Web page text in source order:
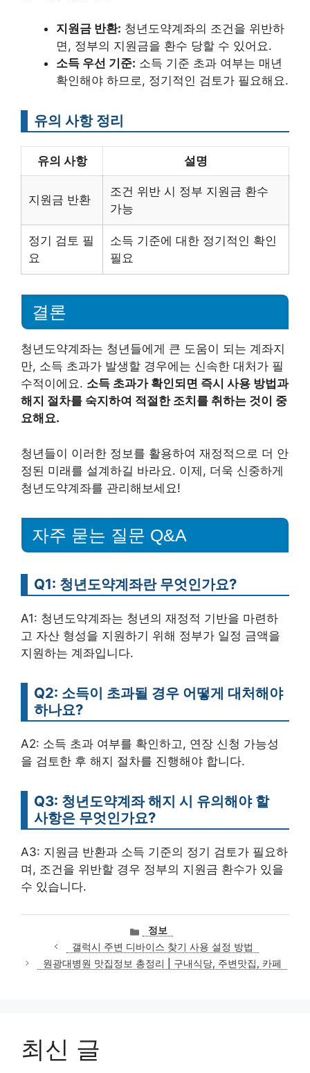
지원금 반환: 청년도약계좌의 조건을 위반하
면, 정부의 지원금을 환수 당할 수 있어요.
소득 우선 기준: 소득 기준 초과 여부는 매년
확인해야 하므로, 정기적인 검토가 필요해요.
유의 사항 정리
유의 사항 설명
지원금 반환
조건 위반 시 정부 지원금 환수
가능
정기 검토 필
요
소득 기준에 대한 정기적인 확인
필요
결론
청년도약계좌는 청년들에게 큰 도움이 되는 계좌지
만, 소득 초과가 발생할 경우에는 신속한 대처가 필
수적이에요. 소득 초과가 확인되면 즉시 사용 방법과
해지 절차를 숙지하여 적절한 조치를 취하는 것이 중
요해요.
청년들이 이러한 정보를 활용하여 재정적으로 더 안
정된 미래를 설계하길 바라요. 이제, 더욱 신중하게
청년도약계좌를 관리해보세요!
자주 묻는 질문 Q&A
Q1: 청년도약계좌란 무엇인가요?
A1: 청년도약계좌는 청년의 재정적 기반을 마련하
고 자산 형성을 지원하기 위해 정부가 일정 금액을
지원하는 계좌입니다.
Q2: 소득이 초과될 경우 어떻게 대처해야
하나요?
A2: 소득 초과 여부를 확인하고, 연장 신청 가능성
을 검토한 후 해지 절차를 진행해야 합니다.
Q3: 청년도약계좌 해지 시 유의해야 할
사항은 무엇인가요?
A3: 지원금 반환과 소득 기준의 정기 검토가 필요하
며, 조건을 위반할 경우 정부의 지원금 환수가 있을
수 있습니다.
카
테
고
리
정보
갤럭시 주변 디바이스 찾기 사용 설정 방법
원광대병원 맛집정보 총정리 | 구내식당, 주변맛집, 카페
최신 글